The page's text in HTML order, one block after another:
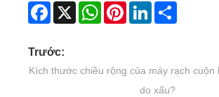
Facebook
X WhatsAppPinterestLinkedIn
Trước:
Kích thước chiều rộng của máy rạch cuộn
do xấu?